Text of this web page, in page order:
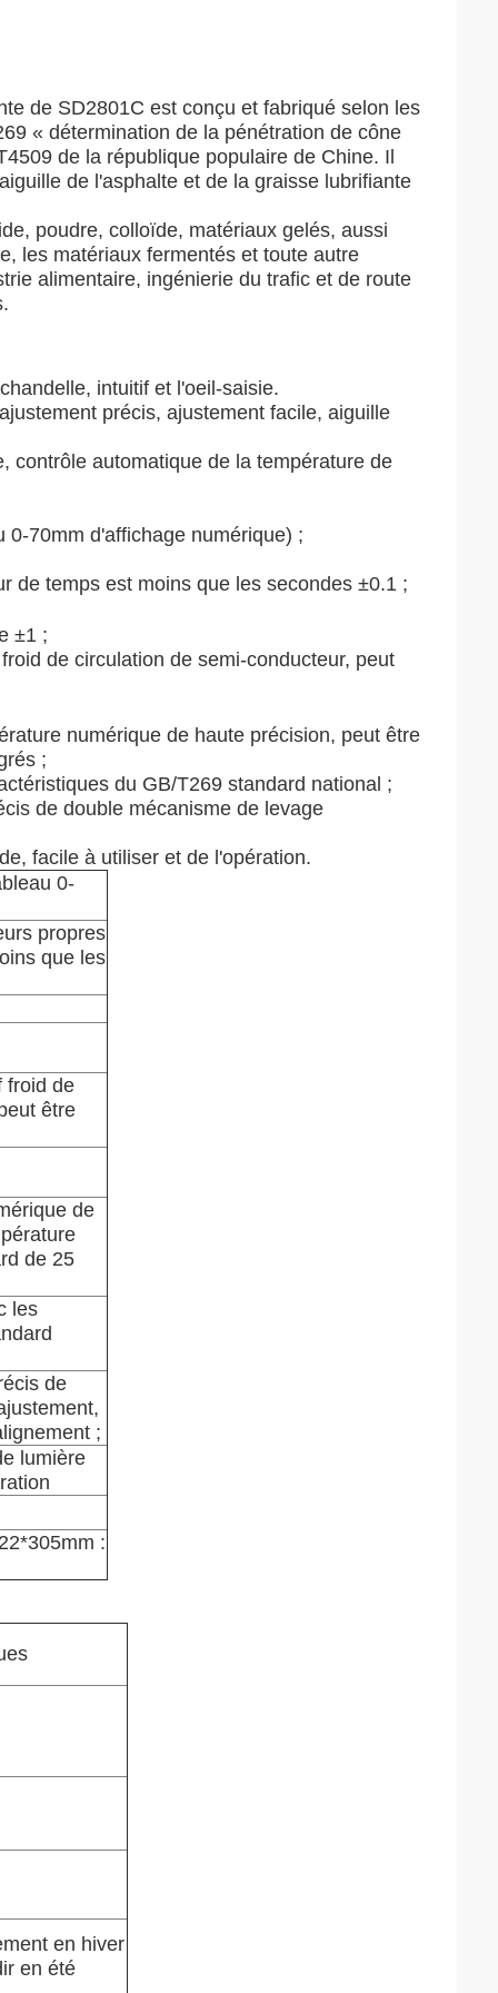
de SD2801C est conçu et fabriqué selon les
« détermination de la pénétration de cône
de la république populaire de Chine. Il
de l'asphalte et de la graisse lubrifiante
poudre, colloïde, matériaux gelés, aussi
les matériaux fermentés et toute autre
alimentaire, ingénierie du trafic et de route
intuitif et l'oeil-saisie.
précis, ajustement facile, aiguille
contrôle automatique de la température de
70mm d'affichage numérique) ;
de temps est moins que les secondes ±0.1 ;
±1 ;
de circulation de semi-conducteur, peut
numérique de haute précision, peut être
;
du GB/T269 standard national ;
de double mécanisme de levage
facile à utiliser et de l'opération.
0-
propres
que les
froid de
être
de
de 25
les
de
;
lumière
:
en hiver
en été